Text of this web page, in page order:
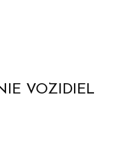
VOZIDIEL